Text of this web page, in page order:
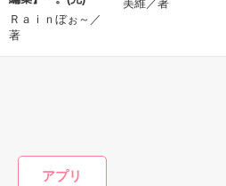
アプリ
※執筆期間2026.6.3〜7.20完結で
※他サイトさんにて恋愛トレンド1
Ｒａｉｎぼぉ～／
著
美維／著